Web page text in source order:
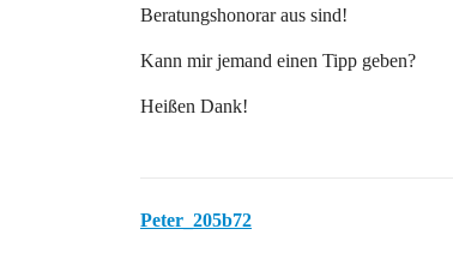
Beratungshonorar aus sind!
Kann mir jemand einen Tipp geben?
Heißen Dank!
Peter_205b72